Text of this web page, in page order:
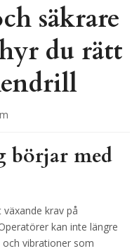
säkrare
du rätt
börjar med
krav på
kan inte längre
vibrationer som